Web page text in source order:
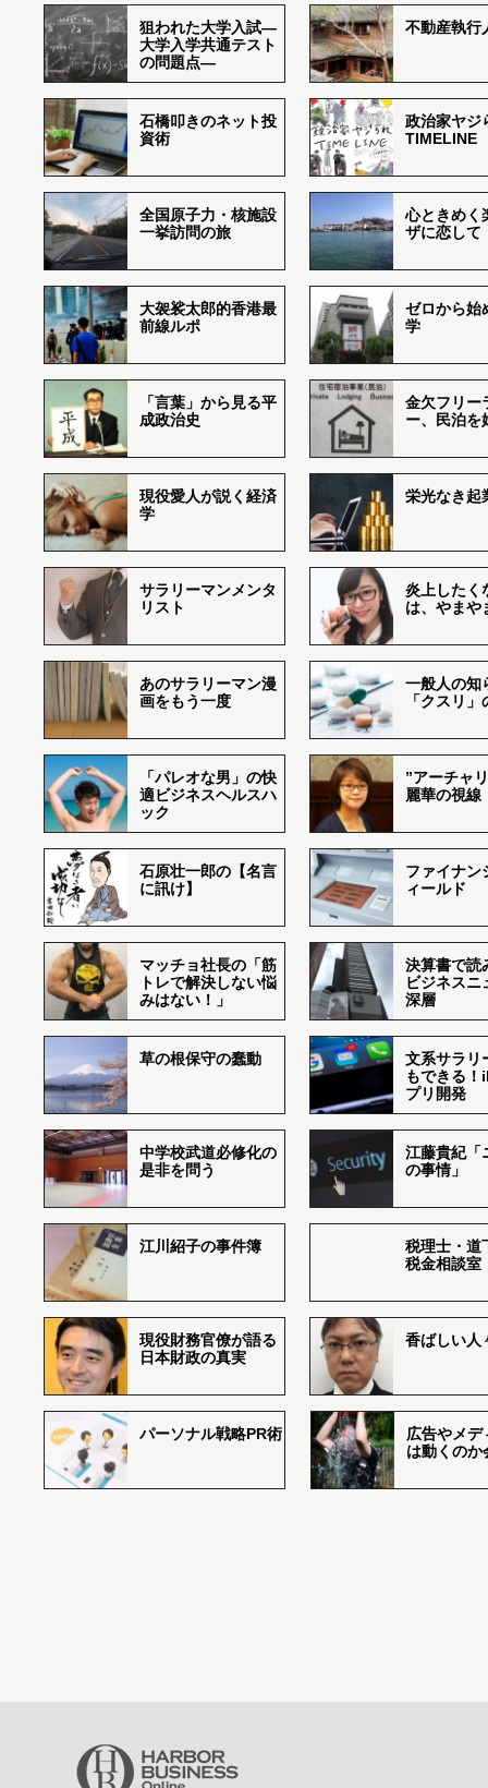
狙われた大学入試―
大学入学共通テスト
の問題点―
不動産執行
石橋叩きのネット投
資術
政治家ヤジ
TIMELINE
全国原子力・核施設
一挙訪問の旅
心ときめく
ザに恋して
大袈裟太郎的香港最
前線ルポ
ゼロから始
学
「言葉」から見る平
成政治史
金欠フリー
ー、民泊を
現役愛人が説く経済
学
栄光なき起
サラリーマンメンタ
リスト
炎上したく
は、やまや
あのサラリーマン漫
画をもう一度
一般人の知
「クスリ
「パレオな男」の快
適ビジネスヘルスハ
ック
”アーチャ
麗華の視線
石原壮一郎の【名言
に訊け】
ファイナン
ィールド
マッチョ社長の「筋
トレで解決しない悩
みはない！」
決算書で読
ビジネスニ
深層
草の根保守の蠢動
文系サラリ
もできる
プリ開発
中学校武道必修化の
是非を問う
江藤貴紀「
の事情」
江川紹子の事件簿
税理士・道
税金相談室
現役財務官僚が語る
日本財政の真実
香ばしい
パーソナル戦略PR術
広告やメデ
は動くのか